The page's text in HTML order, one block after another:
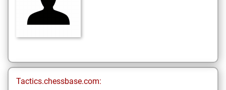
Tactics.chessbase.com: